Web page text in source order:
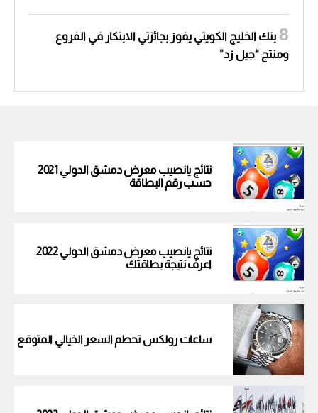
بنك الخليج الكويتي يفوز بجائزتي الابتكار في الفروع
ومنتج “جيل زد”
نتائج يانصيب معرض دمشق الدولي 2021
حسب رقم البطاقة
نتائج يانصيب معرض دمشق الدولي 2022
اعرف نتيجة بطاقتك
ساعات رولكس تحطم السعر الخيالي المتوقع